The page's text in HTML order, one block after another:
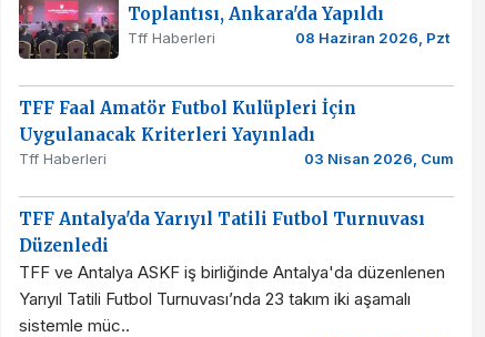
Toplantısı, Ankara'da Yapıldı
Tff Haberleri 08 Haziran 2026, Pzt
TFF Faal Amatör Futbol Kulüpleri İçin
Uygulanacak Kriterleri Yayınladı
Tff Haberleri 03 Nisan 2026, Cum
TFF Antalya'da Yarıyıl Tatili Futbol Turnuvası
Düzenledi
TFF ve Antalya ASKF iş birliğinde Antalya'da düzenlenen
Yarıyıl Tatili Futbol Turnuvası’nda 23 takım iki aşamalı
sistemle müc..